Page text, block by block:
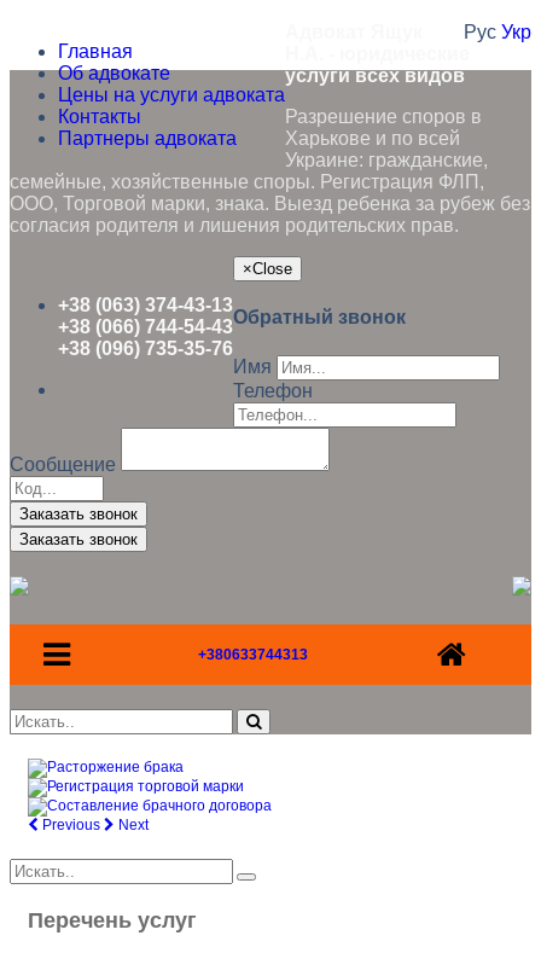
Главная
Об адвокате
Цены на услуги адвоката
Контакты
Партнеры адвоката
Рус Укр
услуги всех видов
Разрешение споров в
Харькове и по всей
Украине: гражданские,
семейные, хозяйственные споры. Регистрация ФЛП,
ООО, Торговой марки, знака. Выезд ребенка за рубеж без
согласия родителя и лишения родительских прав.
+38 (063) 374-43-13
+38 (066) 744-54-43
+38 (096) 735-35-76
×Close
Обратный звонок
Имя
Телефон
Сообщение
Заказать звонок
+380633744313
Previous Next
Перечень услуг